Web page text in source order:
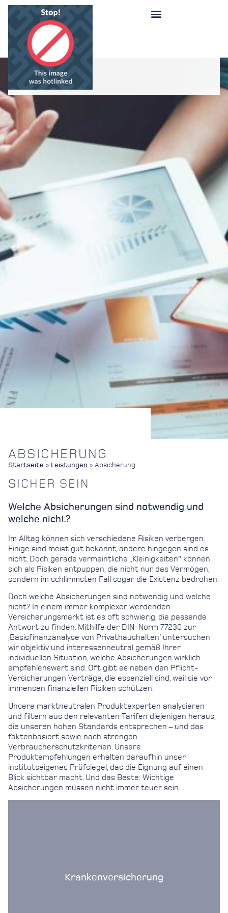
ABSICHERUNG
Startseite » Leistungen » Absicherung
SICHER SEIN
Welche Absicherungen sind notwendig und
welche nicht?
Im Alltag können sich verschiedene Risiken verbergen.
Einige sind meist gut bekannt, andere hingegen sind es
nicht. Doch gerade vermeintliche „Kleinigkeiten“ können
sich als Risiken entpuppen, die nicht nur das Vermögen,
sondern im schlimmsten Fall sogar die Existenz bedrohen.
Doch welche Absicherungen sind notwendig und welche
nicht? In einem immer komplexer werdenden
Versicherungsmarkt ist es oft schwierig, die passende
Antwort zu finden. Mithilfe der DIN-Norm 77230 zur
‚Basisfinanzanalyse von Privathaushalten‘ untersuchen
wir objektiv und interessenneutral gemäß Ihrer
individuellen Situation, welche Absicherungen wirklich
empfehlenswert sind. Oft gibt es neben den Pflicht-
Versicherungen Verträge, die essenziell sind, weil sie vor
immensen finanziellen Risiken schützen.
Unsere marktneutralen Produktexperten analysieren
und filtern aus den relevanten Tarifen diejenigen heraus,
die unseren hohen Standards entsprechen – und das
faktenbasiert sowie nach strengen
Verbraucherschutzkriterien. Unsere
Produktempfehlungen erhalten daraufhin unser
institutseigenes Prüfsiegel, das die Eignung auf einen
Blick sichtbar macht. Und das Beste: Wichtige
Absicherungen müssen nicht immer teuer sein.
Krankenversicherung
mehr erfahren